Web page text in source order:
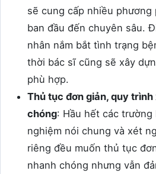
sẽ cung cấp nhiều
ban đầu đến chuyên sâu.
nhân nắm bắt tình trạng
thời bác sĩ cũng sẽ xây
phù hợp.
Thủ tục đơn giản, quy
chóng: Hầu hết các
nghiệm nói chung và xét
riêng đều muốn thủ tục
nhanh chóng nhưng vẫn